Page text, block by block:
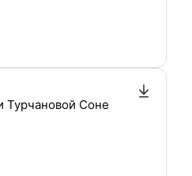
Турчановой Соне